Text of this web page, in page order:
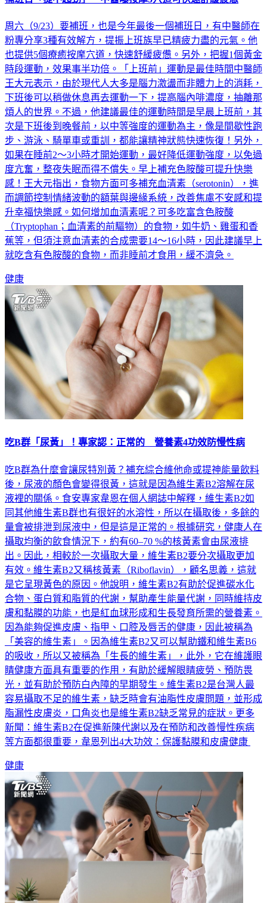
周六（9/23）要補班，也是今年最後一個補班日，有中醫師在
粉專分享3種有效解方，提振上班族早已精疲力盡的元氣。他
也提供5個療癒按摩穴道，快速舒緩疲憊。另外，把握1個黃金
時段運動，效果事半功倍。「上班前」運動是最佳時間中醫師
王大元表示，由於現代人大多是腦力激盪而非體力上的消耗，
下班後可以稍做休息再去運動一下，提高腦內啡濃度，抽離那
煩人的世界。不過，他建議最佳的運動時間是早晨上班前，其
次是下班後到晚餐前，以中等強度的運動為主，像是間歇性跑
步、游泳、騎單車或重訓，都能讓精神狀態快速恢復！另外，
如果在睡前2～3小時才開始運動，最好降低運動強度，以免過
度亢奮，整夜失眠而得不償失。早上補充色胺酸可提升快樂
感！王大元指出，食物方面可多補充血清素（serotonin），進
而調節控制情緒波動的額葉與邊緣系統，改善焦慮不安感和提
升幸福快樂感。如何增加血清素呢？可多吃富含色胺酸
（Tryptophan；血清素的前驅物）的食物，如牛奶、雞蛋和香
蕉等，但須注意血清素的合成需要14～16小時，因此建議早上
健康
吃B群為什麼會讓尿特別黃？補充綜合維他命或提神能量飲料
後，尿液的顏色會變得很黃，這就是因為維生素B2溶解在尿
液裡的關係。食安專家韋恩在個人網誌中解釋，維生素B2如
同其他維生素B群也有很好的水溶性，所以在攝取後，多餘的
量會被排泄到尿液中，但是這是正常的。根據研究，健康人在
攝取均衡的飲食情況下，約有60–70 %的核黃素會由尿液排
出。因此，相較於一次攝取大量，維生素B2要分次攝取更加
有效。維生素B2又稱核黃素（Riboflavin），顧名思義，這就
是它呈現黃色的原因。他說明，維生素B2有助於促進碳水化
合物、蛋白質和脂質的代謝，幫助產生能量代謝，同時維持皮
膚和黏膜的功能，也是紅血球形成和生長發育所需的營養素。
因為能夠促進皮膚、指甲、口腔及唇舌的健康，因此被稱為
「美容的維生素」。因為維生素B2又可以幫助鐵和維生素B6
的吸收，所以又被稱為「生長的維生素」，此外，它在維護眼
睛健康方面具有重要的作用，有助於緩解眼睛疲勞、預防畏
光，並有助於預防白內障的早期發生。維生素B2是台灣人最
容易攝取不足的維生素，缺乏時會有油脂性皮膚問題，並形成
脂漏性皮膚炎，口角炎也是維生素B2缺乏常見的症狀。更多
新聞：維生素B2在促進新陳代謝以及在預防和改善慢性疾病
健康